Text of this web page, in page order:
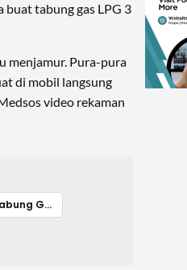
buat tabung gas LPG 3
menjamur. Pura-pura
di mobil langsung
video rekaman
Pencuri Tabung Gas Konawe